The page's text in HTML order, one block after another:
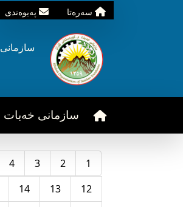
سه‌ره‌تا په‌یوه‌ندی
سازمانی خه‌بات
1
2
3
4
12
13
14